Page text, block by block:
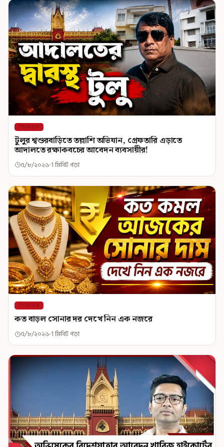
শিরোনাম
টুলুর শ্বশুরবাড়িতে তল্লাশি অভিযান, গ্রেফতারি এড়াতে
আদালতে রক্ষাকবচের আবেদন ব্যবসায়ীর!
৫/৮/২০২৬ 1 মিনিট পড়া
শিরোনাম
কত বাড়ল সোনার দর দেখে নিন এক নজরে
৫/৮/২০২৬ 1 মিনিট পড়া